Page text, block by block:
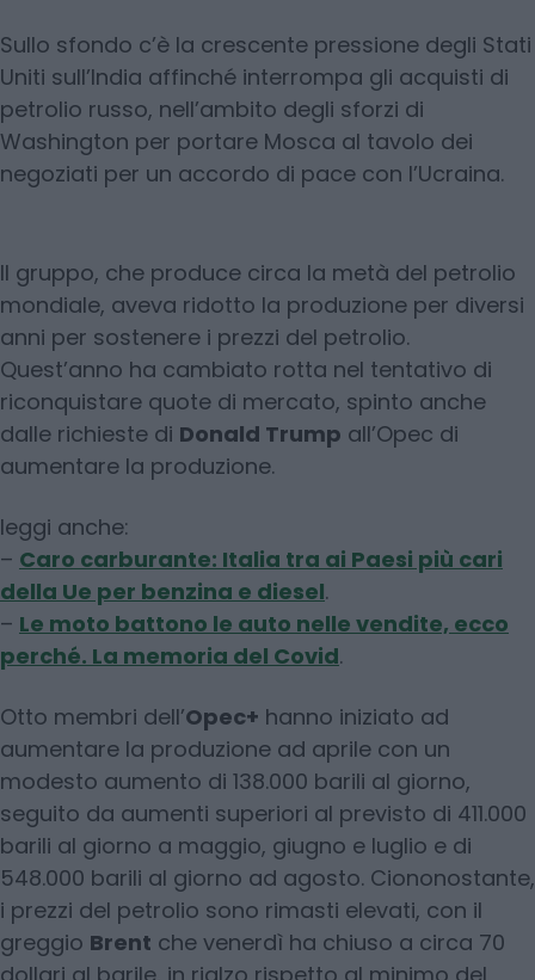
Sullo sfondo c’è la crescente pressione degli Stati
Uniti sull’India affinché interrompa gli acquisti di
petrolio russo, nell’ambito degli sforzi di
Washington per portare Mosca al tavolo dei
negoziati per un accordo di pace con l’Ucraina.
Il gruppo, che produce circa la metà del petrolio
mondiale, aveva ridotto la produzione per diversi
anni per sostenere i prezzi del petrolio.
Quest’anno ha cambiato rotta nel tentativo di
riconquistare quote di mercato, spinto anche
dalle richieste di Donald Trump all’Opec di
aumentare la produzione.
leggi anche:
– Caro carburante: Italia tra ai Paesi più cari
della Ue per benzina e diesel.
– Le moto battono le auto nelle vendite, ecco
perché. La memoria del Covid.
Otto membri dell’Opec+ hanno iniziato ad
aumentare la produzione ad aprile con un
modesto aumento di 138.000 barili al giorno,
seguito da aumenti superiori al previsto di 411.000
barili al giorno a maggio, giugno e luglio e di
548.000 barili al giorno ad agosto. Ciononostante,
i prezzi del petrolio sono rimasti elevati, con il
greggio Brent che venerdì ha chiuso a circa 70